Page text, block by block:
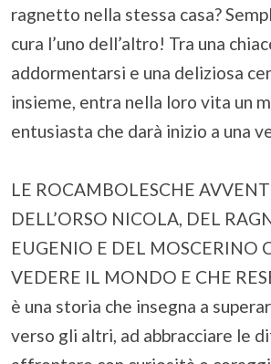
ragnetto nella stessa casa?
cura l’uno dell’altro! Tra una
addormentarsi e una deliziosa
insieme, entra nella loro vita un
entusiasta che darà inizio a una
LE ROCAMBOLESCHE
DELL’ORSO NICOLA, DEL
EUGENIO E DEL MOSCERINO
VEDERE IL MONDO E CHE
è una storia che insegna a
verso gli altri, ad abbracciare le